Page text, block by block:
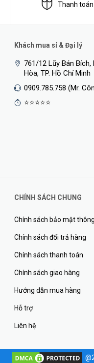
Thanh
Khách mua sỉ & Đại lý
761/12 Lũy Bán Bích,
Hòa, TP. Hồ Chí Minh
0909.785.758 (Mr.
⭐⭐⭐⭐⭐
CHÍNH SÁCH CHUNG
Chính sách bảo mật
Chính sách đổi trả hàng
Chính sách thanh toán
Chính sách giao hàng
Hướng dẫn mua hàng
Hỗ trợ
Liên hệ